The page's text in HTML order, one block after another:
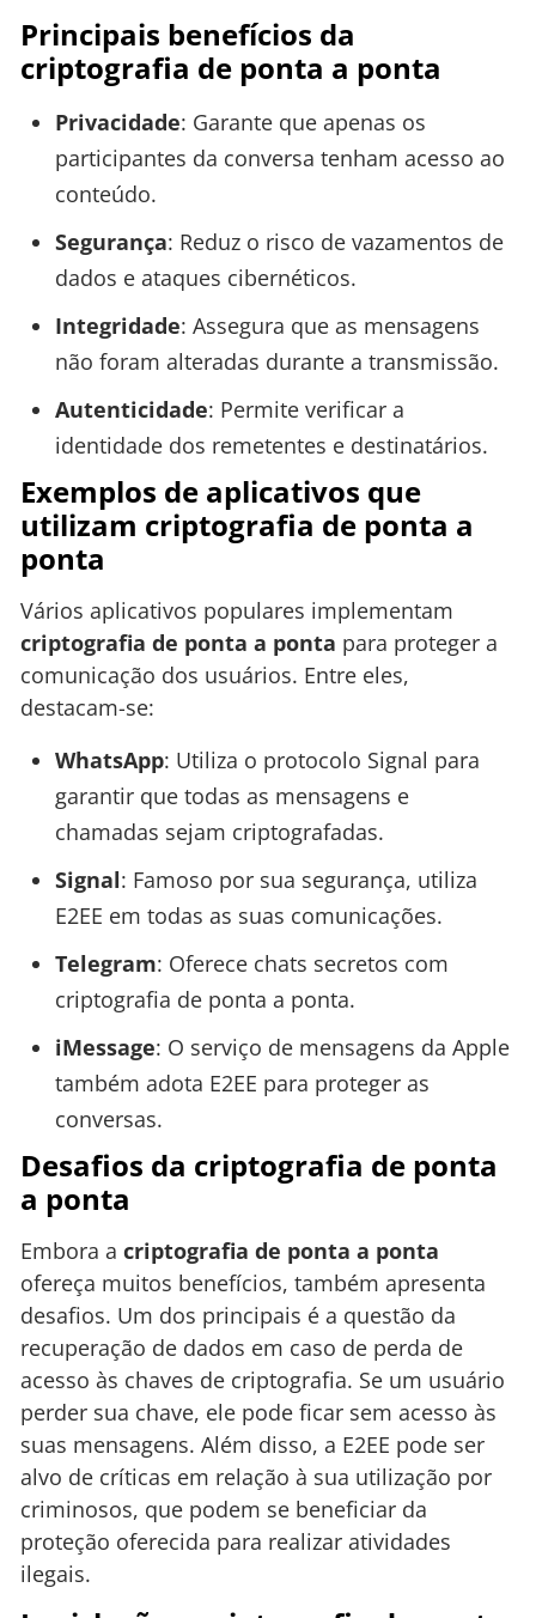
Principais benefícios da
criptografia de ponta a ponta
Privacidade: Garante que apenas os
participantes da conversa tenham acesso ao
conteúdo.
Segurança: Reduz o risco de vazamentos de
dados e ataques cibernéticos.
Integridade: Assegura que as mensagens
não foram alteradas durante a transmissão.
Autenticidade: Permite verificar a
identidade dos remetentes e destinatários.
Exemplos de aplicativos que
utilizam criptografia de ponta a
ponta
Vários aplicativos populares implementam
criptografia de ponta a ponta para proteger a
comunicação dos usuários. Entre eles,
destacam-se:
WhatsApp: Utiliza o protocolo Signal para
garantir que todas as mensagens e
chamadas sejam criptografadas.
Signal: Famoso por sua segurança, utiliza
E2EE em todas as suas comunicações.
Telegram: Oferece chats secretos com
criptografia de ponta a ponta.
iMessage: O serviço de mensagens da Apple
também adota E2EE para proteger as
conversas.
Desafios da criptografia de ponta
a ponta
Embora a criptografia de ponta a ponta
ofereça muitos benefícios, também apresenta
desafios. Um dos principais é a questão da
recuperação de dados em caso de perda de
acesso às chaves de criptografia. Se um usuário
perder sua chave, ele pode ficar sem acesso às
suas mensagens. Além disso, a E2EE pode ser
alvo de críticas em relação à sua utilização por
criminosos, que podem se beneficiar da
proteção oferecida para realizar atividades
ilegais.